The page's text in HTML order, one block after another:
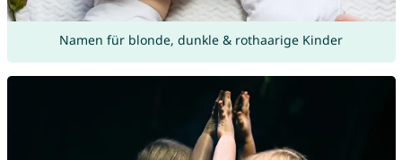
Namen für blonde, dunkle & rothaarige Kinder